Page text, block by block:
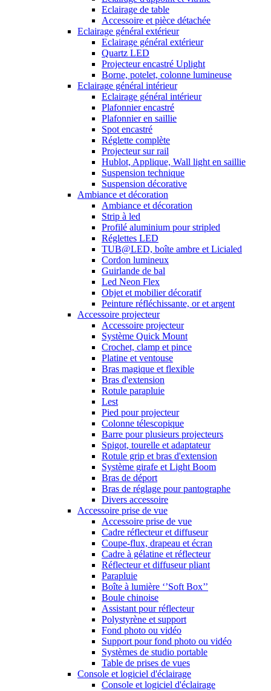
Eclairage de table
Accessoire et pièce détachée
Eclairage général extérieur
Eclairage général extérieur
Quartz LED
Projecteur encastré Uplight
Borne, potelet, colonne lumineuse
Eclairage général intérieur
Eclairage général intérieur
Plafonnier encastré
Plafonnier en saillie
Spot encastré
Réglette complète
Projecteur sur rail
Hublot, Applique, Wall light en saillie
Suspension technique
Suspension décorative
Ambiance et décoration
Ambiance et décoration
Strip à led
Profilé aluminium pour stripled
Réglettes LED
TUB@LED, boîte ambre et Licialed
Cordon lumineux
Guirlande de bal
Led Neon Flex
Objet et mobilier décoratif
Peinture réfléchissante, or et argent
Accessoire projecteur
Accessoire projecteur
Système Quick Mount
Crochet, clamp et pince
Platine et ventouse
Bras magique et flexible
Bras d'extension
Rotule parapluie
Lest
Pied pour projecteur
Colonne télescopique
Barre pour plusieurs projecteurs
Spigot, tourelle et adaptateur
Rotule grip et bras d'extension
Système girafe et Light Boom
Bras de déport
Bras de réglage pour pantographe
Divers accessoire
Accessoire prise de vue
Accessoire prise de vue
Cadre réflecteur et diffuseur
Coupe-flux, drapeau et écran
Cadre à gélatine et réflecteur
Réflecteur et diffuseur pliant
Parapluie
Boîte à lumière ‘’Soft Box’’
Boule chinoise
Assistant pour réflecteur
Polystyrène et support
Fond photo ou vidéo
Support pour fond photo ou vidéo
Systèmes de studio portable
Table de prises de vues
Console et logiciel d'éclairage
Console et logiciel d'éclairage